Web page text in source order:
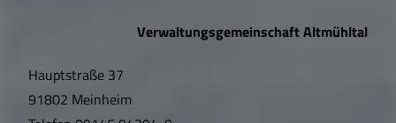
f
Verwaltungsgemeinschaft Altmühltal
Hauptstraße 37
91802 Meinheim